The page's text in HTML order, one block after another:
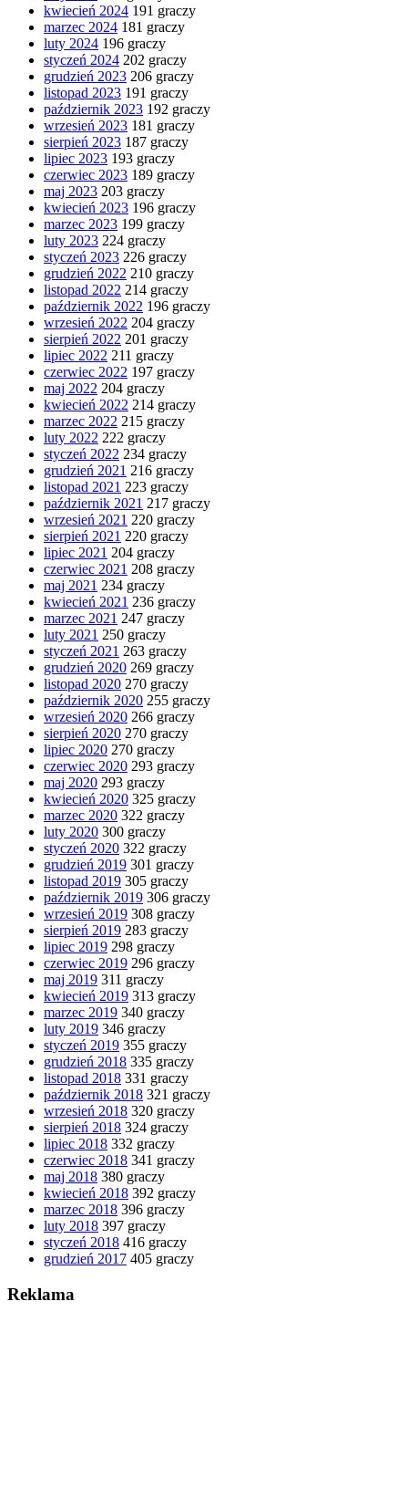
kwiecień 2024 191 graczy
marzec 2024 181 graczy
luty 2024 196 graczy
styczeń 2024 202 graczy
grudzień 2023 206 graczy
listopad 2023 191 graczy
październik 2023 192 graczy
wrzesień 2023 181 graczy
sierpień 2023 187 graczy
lipiec 2023 193 graczy
czerwiec 2023 189 graczy
maj 2023 203 graczy
kwiecień 2023 196 graczy
marzec 2023 199 graczy
luty 2023 224 graczy
styczeń 2023 226 graczy
grudzień 2022 210 graczy
listopad 2022 214 graczy
październik 2022 196 graczy
wrzesień 2022 204 graczy
sierpień 2022 201 graczy
lipiec 2022 211 graczy
czerwiec 2022 197 graczy
maj 2022 204 graczy
kwiecień 2022 214 graczy
marzec 2022 215 graczy
luty 2022 222 graczy
styczeń 2022 234 graczy
grudzień 2021 216 graczy
listopad 2021 223 graczy
październik 2021 217 graczy
wrzesień 2021 220 graczy
sierpień 2021 220 graczy
lipiec 2021 204 graczy
czerwiec 2021 208 graczy
maj 2021 234 graczy
kwiecień 2021 236 graczy
marzec 2021 247 graczy
luty 2021 250 graczy
styczeń 2021 263 graczy
grudzień 2020 269 graczy
listopad 2020 270 graczy
październik 2020 255 graczy
wrzesień 2020 266 graczy
sierpień 2020 270 graczy
lipiec 2020 270 graczy
czerwiec 2020 293 graczy
maj 2020 293 graczy
kwiecień 2020 325 graczy
marzec 2020 322 graczy
luty 2020 300 graczy
styczeń 2020 322 graczy
grudzień 2019 301 graczy
listopad 2019 305 graczy
październik 2019 306 graczy
wrzesień 2019 308 graczy
sierpień 2019 283 graczy
lipiec 2019 298 graczy
czerwiec 2019 296 graczy
maj 2019 311 graczy
kwiecień 2019 313 graczy
marzec 2019 340 graczy
luty 2019 346 graczy
styczeń 2019 355 graczy
grudzień 2018 335 graczy
listopad 2018 331 graczy
październik 2018 321 graczy
wrzesień 2018 320 graczy
sierpień 2018 324 graczy
lipiec 2018 332 graczy
czerwiec 2018 341 graczy
maj 2018 380 graczy
kwiecień 2018 392 graczy
marzec 2018 396 graczy
luty 2018 397 graczy
styczeń 2018 416 graczy
grudzień 2017 405 graczy
Reklama